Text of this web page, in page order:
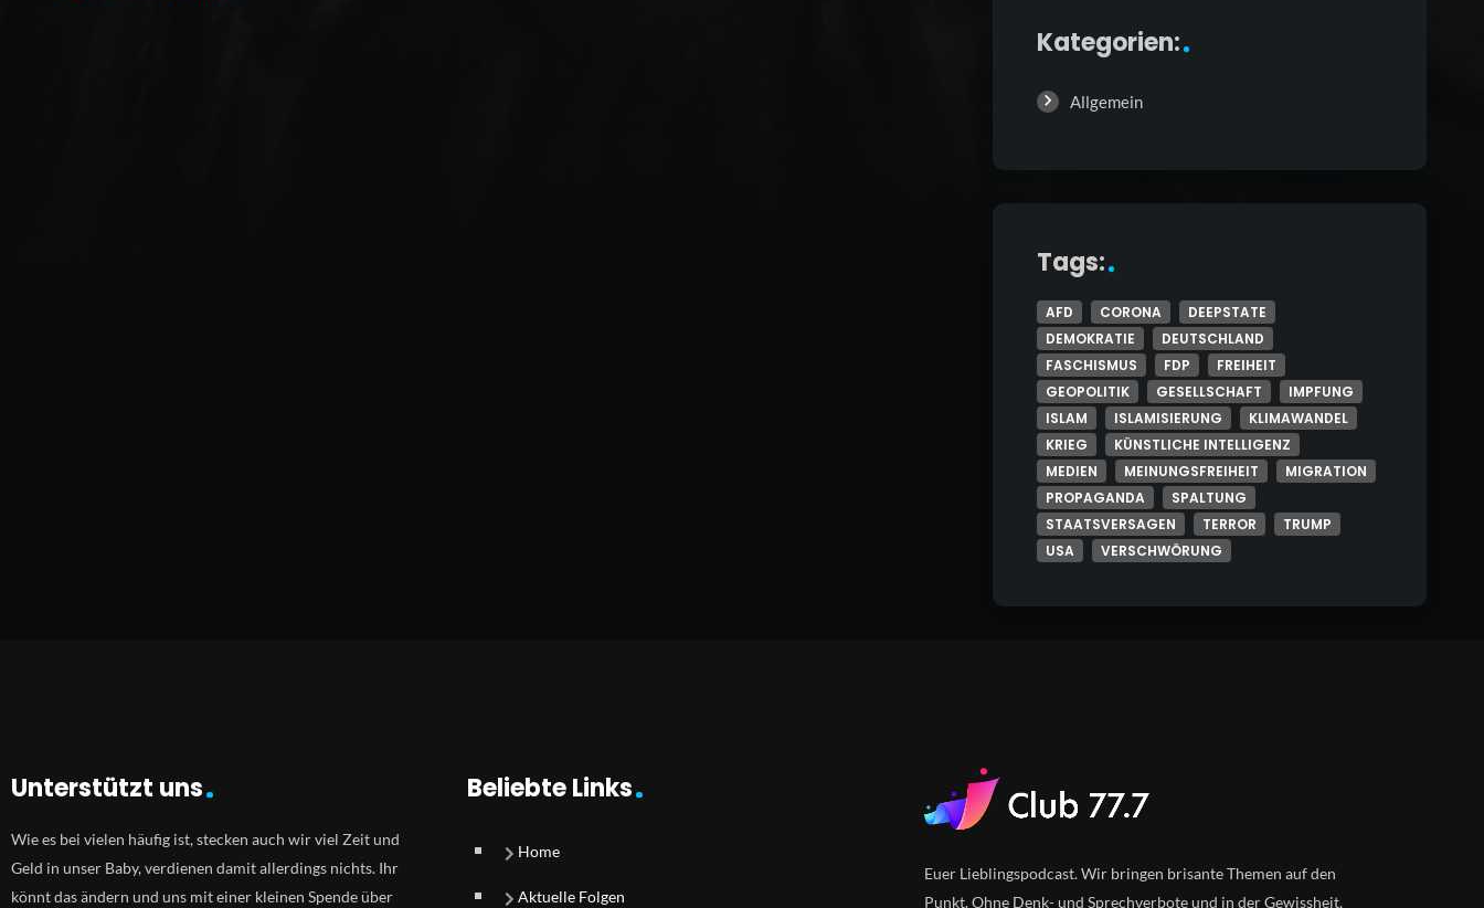
Kategorien:
Allgemein
Tags:
AFD CORONA
DEEPSTATE
DEMOKRATIE
DEUTSCHLAND
FASCHISMUS
FDP
FREIHEIT
GEOPOLITIK
GESELLSCHAFT
IMPFUNG
ISLAM
ISLAMISIERUNG
KLIMAWANDEL
KRIEG
KÜNSTLICHE INTELLIGENZ
MEDIEN
MEINUNGSFREIHEIT
MIGRATION
PROPAGANDA
SPALTUNG
STAATSVERSAGEN
TERROR
TRUMP
USA
VERSCHWÖRUNG
Unterstützt uns
Wie es bei vielen häufig ist, stecken auch wir viel Zeit und
Geld in unser Baby, verdienen damit allerdings nichts. Ihr
könnt das ändern und uns mit einer kleinen Spende über
Beliebte Links
Home
Aktuelle Folgen
Euer Lieblingspodcast. Wir bringen brisante Themen auf den
Punkt. Ohne Denk- und Sprechverbote und in der Gewissheit,